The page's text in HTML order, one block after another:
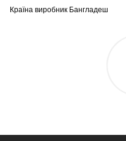
Країна виробник Бангладеш